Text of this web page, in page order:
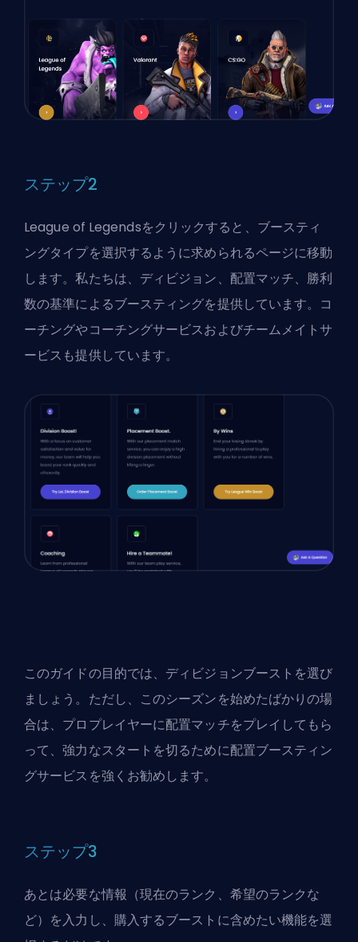
ステップ2
League of Legendsをクリックすると、ブースティ
ングタイプを選択するように求められるページに移動
します。私たちは、ディビジョン、配置マッチ、勝利
数の基準によるブースティングを提供しています。コ
ーチングやコーチングサービスおよびチームメイトサ
ービスも提供しています。
このガイドの目的では、ディビジョンブーストを選び
ましょう。ただし、このシーズンを始めたばかりの場
合は、プロプレイヤーに配置マッチをプレイしてもら
って、強力なスタートを切るために配置ブースティン
グサービスを強くお勧めします。
ステップ3
あとは必要な情報（現在のランク、希望のランクな
ど）を入力し、購入するブーストに含めたい機能を選